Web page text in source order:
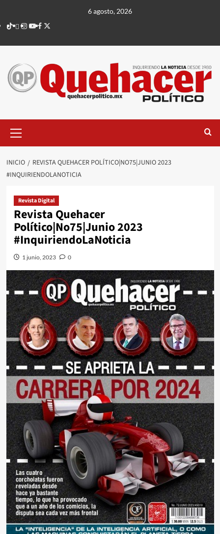
contenido
6 agosto, 2026
TikTok
threads
Instagram
Youtube
Facebook
X
principal
INICIO
REVISTA QUEHACER POLÍTICO|NO75|JUNIO 2023
#INQUIRIENDOLANOTICIA
Revista Digital
Revista Quehacer
Político|No75|Junio 2023
#InquiriendoLaNoticia
1 junio, 2023 0